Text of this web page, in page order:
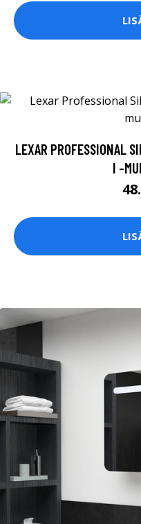
LEXAR PROFESSIONAL
I -